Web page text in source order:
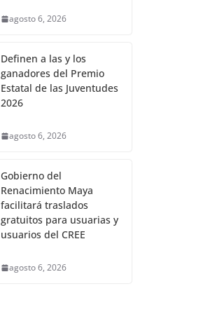
agosto 6, 2026
Definen a las y los
ganadores del Premio
Estatal de las Juventudes
2026
agosto 6, 2026
Gobierno del
Renacimiento Maya
facilitará traslados
gratuitos para usuarias y
usuarios del CREE
agosto 6, 2026